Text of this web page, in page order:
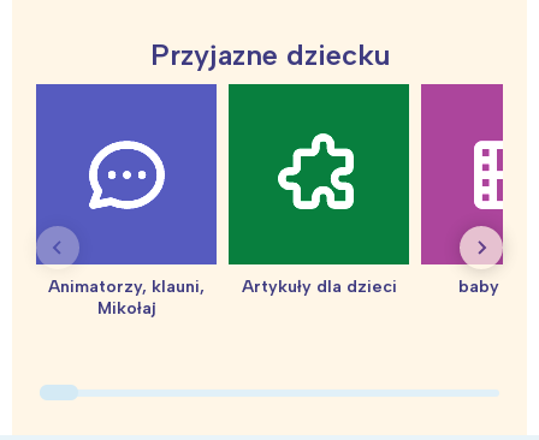
Przyjazne dziecku
Animatorzy, klauni,
Mikołaj
Artykuły dla dzieci baby